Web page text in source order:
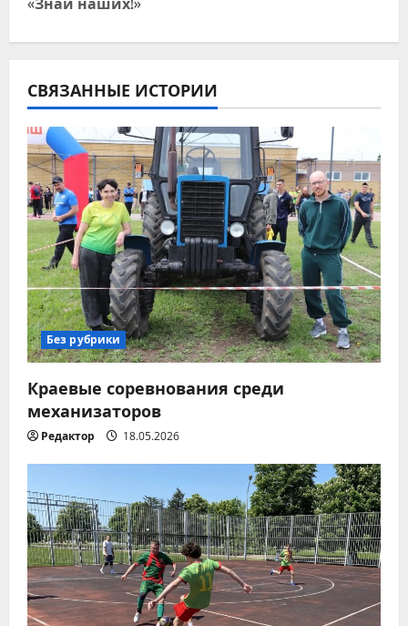
а
ц
и
я
п
о
з
а
п
и
с
я
м
СВЯЗАННЫЕ ИСТОРИИ
Без рубрики
Краевые соревнования среди
механизаторов
Редактор 18.05.2026